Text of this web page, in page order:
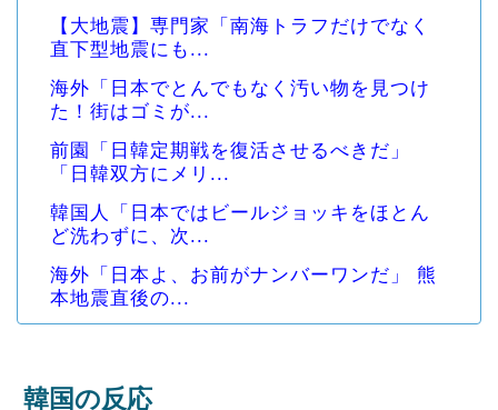
【大地震】専門家「南海トラフだけでなく
直下型地震にも...
海外「日本でとんでもなく汚い物を見つけ
た！街はゴミが...
前園「日韓定期戦を復活させるべきだ」
「日韓双方にメリ...
韓国人「日本ではビールジョッキをほとん
ど洗わずに、次...
海外「日本よ、お前がナンバーワンだ」 熊
本地震直後の...
韓国の反応